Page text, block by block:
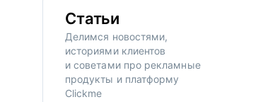
Статьи
Делимся новостями,
историями клиентов
и советами про рекламные
продукты и платформу
Clickme